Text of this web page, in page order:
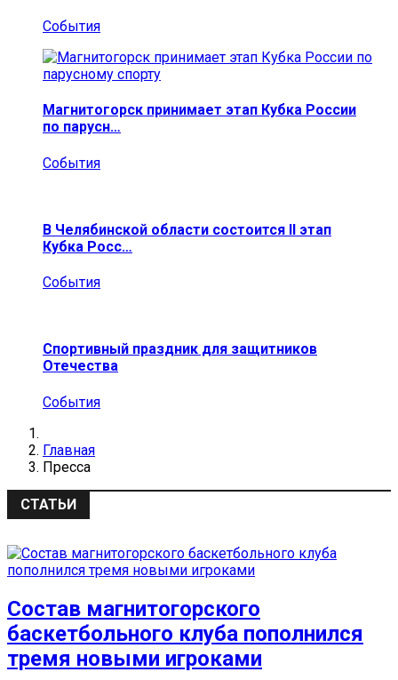
События
Магнитогорск принимает этап Кубка России
по парусн…
События
В Челябинской области состоится II этап
Кубка Росс…
События
Спортивный праздник для защитников
Отечества
События
Главная
Пресса
СТАТЬИ
Состав магнитогорского
баскетбольного клуба пополнился
тремя новыми игроками